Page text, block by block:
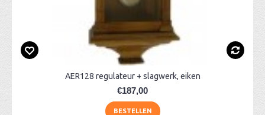
AER128 regulateur + slagwerk, eiken
€187,00
BESTELLEN